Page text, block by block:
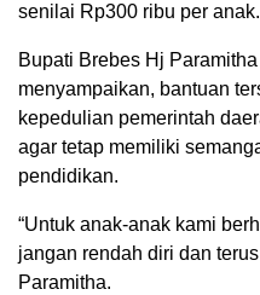
senilai Rp300 ribu per anak.
Bupati Brebes Hj
menyampaikan, bantuan
kepedulian pemerintah
agar tetap memiliki
pendidikan.
“Untuk anak-anak kami
jangan rendah diri dan
Paramitha.